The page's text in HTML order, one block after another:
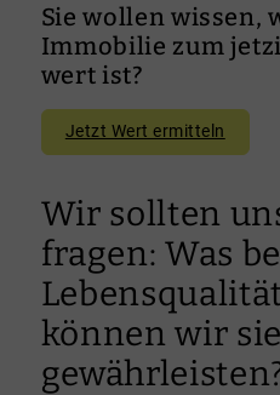
Sie wollen wissen,
Immobilie zum
wert ist?
Jetzt Wert ermitteln
Wir sollten
fragen: Was
können wir